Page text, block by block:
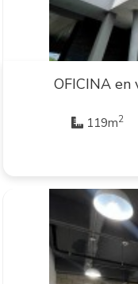
OFICINA en
119m2